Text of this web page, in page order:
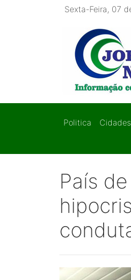
Sexta-Feira, 07
Politica Cidades
País